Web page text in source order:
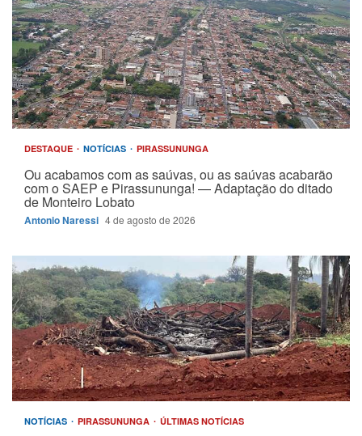
DESTAQUE NOTÍCIAS PIRASSUNUNGA
Ou acabamos com as saúvas, ou as saúvas acabarão
com o SAEP e Pirassununga! — Adaptação do ditado
de Monteiro Lobato
Antonio Naressi 4 de agosto de 2026
NOTÍCIAS PIRASSUNUNGA ÚLTIMAS NOTÍCIAS